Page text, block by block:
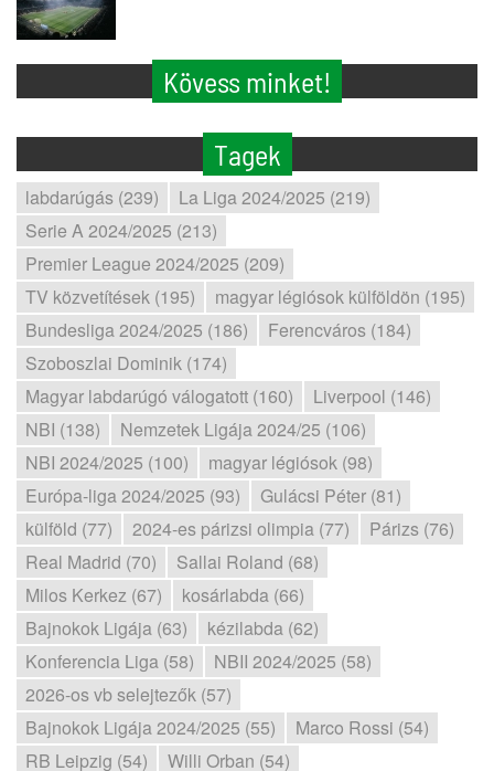
Kövess minket!
Tagek
labdarúgás (239)
La Liga 2024/2025 (219)
Serie A 2024/2025 (213)
Premier League 2024/2025 (209)
TV közvetítések (195)
magyar légiósok külföldön (195)
Bundesliga 2024/2025 (186)
Ferencváros (184)
Szoboszlai Dominik (174)
Magyar labdarúgó válogatott (160)
Liverpool (146)
NBI (138)
Nemzetek Ligája 2024/25 (106)
NBI 2024/2025 (100)
magyar légiósok (98)
Európa-liga 2024/2025 (93)
Gulácsi Péter (81)
külföld (77)
2024-es párizsi olimpia (77)
Párizs (76)
Real Madrid (70)
Sallai Roland (68)
Milos Kerkez (67)
kosárlabda (66)
Bajnokok Ligája (63)
kézilabda (62)
Konferencia Liga (58)
NBII 2024/2025 (58)
2026-os vb selejtezők (57)
Bajnokok Ligája 2024/2025 (55)
Marco Rossi (54)
RB Leipzig (54)
Willi Orban (54)